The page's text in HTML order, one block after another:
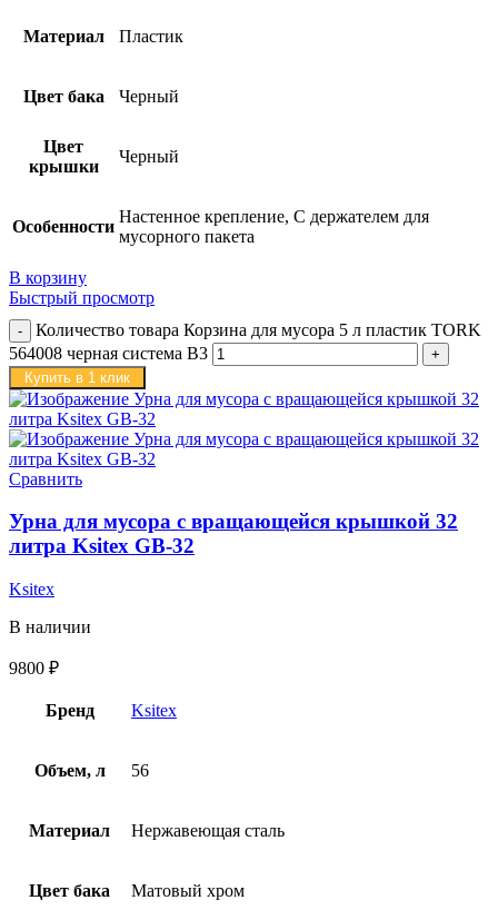
Материал Пластик
Цвет бака Черный
Цвет
крышки
Черный
Особенности
Настенное крепление, С держателем для
мусорного пакета
В корзину
Быстрый просмотр
Количество товара Корзина для мусора 5 л пластик TORK
564008 черная система B3
Купить в 1 клик
Сравнить
Урна для мусора с вращающейся крышкой 32
литра Ksitex GB-32
Ksitex
В наличии
9800 ₽
Бренд Ksitex
Объем, л 56
Материал Нержавеющая сталь
Цвет бака Матовый хром